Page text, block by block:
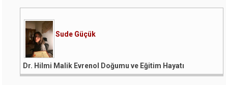
Sude Güçük
Dr. Hilmi Malik Evrenol Doğumu ve Eğitim Hayatı